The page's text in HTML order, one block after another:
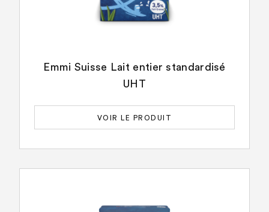
Emmi Suisse Lait entier standardisé
UHT
VOIR LE PRODUIT